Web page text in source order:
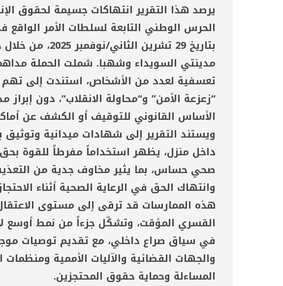
يرصد هذا التقرير انتهاكات جسيمة لحقوق
الحرس الوطني التابعة لسلطات الأمر
بتاريخ 29 تشرين
مدينتي السويداء وشهبا. شملت الحملة
تعسفية لعدد من الأشخاص، استندت إلى
“زعزعة الأمن” و“محاولة الانقلاب”، دون
الأساس القانوني للتوقيف أو الكشف عن
ويستند التقرير إلى شهادات ميدانية
داخل منزل، يظهر استخداماً مفرطاً للقوة
صحي حساس، بما يثير مخاوف جدية من
وانتهاك الحق في الرعاية الصحية أثناء
هذه الممارسات قد ترقى إلى مستوى
القسري المؤقت، وتشكّل جزءاً من نمط أوسع
في سياق صراع داخلي، مع تقديم توصيات
والجهات القضائية والآليات الأممية
المساءلة وحماية حقوق المحتجزين.